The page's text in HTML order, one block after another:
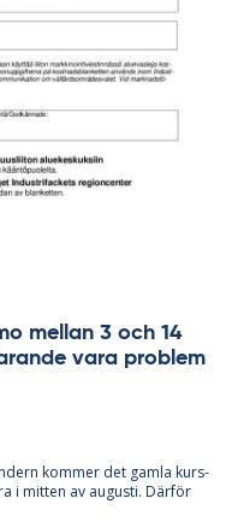
mel­lan 3 och 14
vara pro­blem
kom­mer det gam­la kurs­
i mit­ten av au­gusti. Där­för